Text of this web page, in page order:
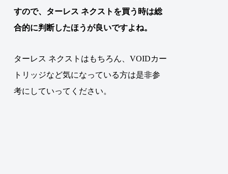
すので、ターレス ネクストを買う時は総
合的に判断したほうが良いですよね。
ターレス ネクストはもちろん、VOIDカー
トリッジなど気になっている方は是非参
考にしていってください。